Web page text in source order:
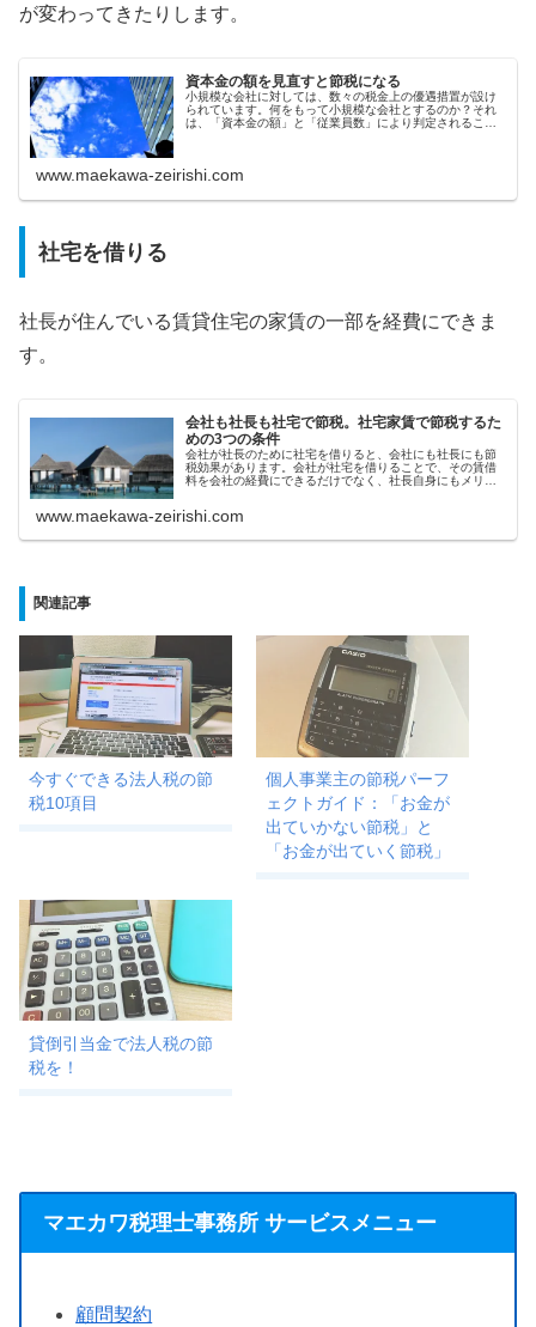
が変わってきたりします。
資本金の額を見直すと節税になる
小規模な会社に対しては、数々の税金上の優遇措置が設け
られています。何をもって小規模な会社とするのか？それ
は、「資本金の額」と「従業員数」により判定されること
www.maekawa-zeirishi.com
社宅を借りる
社長が住んでいる賃貸住宅の家賃の一部を経費にできま
す。
会社も社長も社宅で節税。社宅家賃で節税するた
めの3つの条件
会社が社長のために社宅を借りると、会社にも社長にも節
税効果があります。会社が社宅を借りることで、その賃借
料を会社の経費にできるだけでなく、社長自身にもメリッ
www.maekawa-zeirishi.com
関連記事
今すぐできる法人税の節
税10項目
個人事業主の節税パーフ
ェクトガイド：「お金が
出ていかない節税」と
「お金が出ていく節税」
貸倒引当金で法人税の節
税を！
マエカワ税理士事務所 サービスメニュー
顧問契約